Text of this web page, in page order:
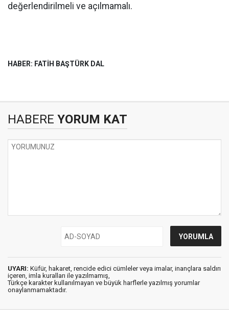
değerlendirilmeli ve açılmamalı.
HABER: FATİH BAŞTÜRK DAL
HABERE YORUM KAT
UYARI: Küfür, hakaret, rencide edici cümleler veya imalar, inançlara saldırı
içeren, imla kuralları ile yazılmamış,
Türkçe karakter kullanılmayan ve büyük harflerle yazılmış yorumlar
onaylanmamaktadır.